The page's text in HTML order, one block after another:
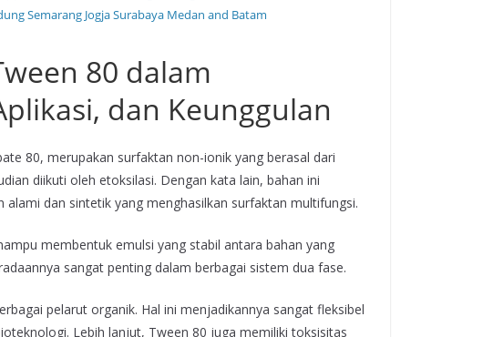
Semarang Jogja Surabaya Medan and Batam
80 dalam
dan Keunggulan
80, merupakan surfaktan non-ionik yang berasal dari
diikuti oleh etoksilasi. Dengan kata lain, bahan ini
dan sintetik yang menghasilkan surfaktan multifungsi.
membentuk emulsi yang stabil antara bahan yang
sangat penting dalam berbagai sistem dua fase.
pelarut organik. Hal ini menjadikannya sangat fleksibel
Lebih lanjut, Tween 80 juga memiliki toksisitas